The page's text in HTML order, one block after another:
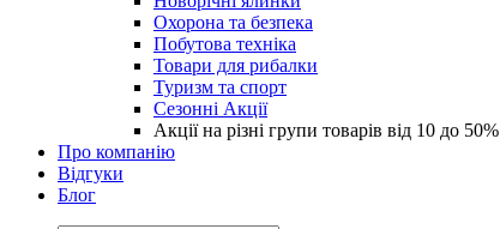
Охорона та безпека
Побутова техніка
Товари для рибалки
Туризм та спорт
Сезонні Акції
Акції на різні групи товарів від 10 до 50%
Про компанію
Відгуки
Блог